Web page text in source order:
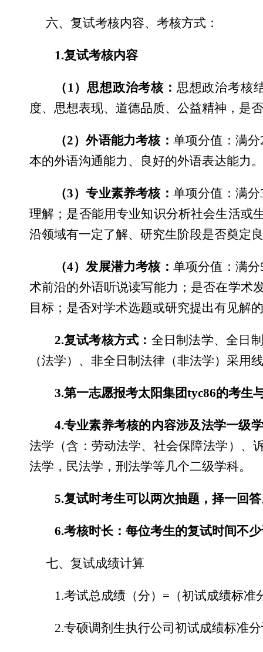
六、复试考核内容、考核方式：
1.复试考核内容
（1）思想政治考核： 思想政治考核
度、思想表现、道德品质、公益精神，是
（2）外语能力考核： 单项分值：满分
本的外语沟通能力、良好的外语表达能力。
（3）专业素养考核： 单项分值：满分
理解；是否能用专业知识分析社会生活或
沿领域有一定了解、研究生阶段是否奠定
（4）发展潜力考核： 单项分值：满分
术前沿的外语听说读写能力；是否在学术
目标；是否对学术选题或研究提出有见解
2.复试考核方式： 全日制法学、全日
（法学）、非全日制法律（非法学）采用
3.第一志愿报考太阳集团tyc86的考生
4.专业素养考核的内容涉及法学一级
法学（含：劳动法学、社会保障法学）、
法学，民法学，刑法学等几个二级学科。
5.复试时考生可以两次抽题，择一回
6.考核时长：每位考生的复试时间不
七、复试成绩计算
1.考试总成绩（分） = （初试成绩标准
2.专硕调剂生执行公司初试成绩标准